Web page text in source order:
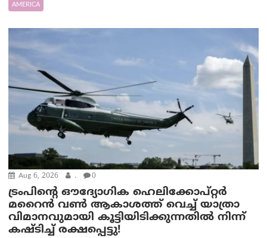
AMERICA
Aug 6, 2026 . 0
ട്രം‌പിന്റെ ഔദ്യോഗിക ഹെലിക്കോപ്റ്റര്‍
മറൈന്‍ വണ്‍ ആകാശത്ത് വെച്ച് യാത്രാ
വിമാനവുമായി കൂട്ടിയിടിക്കുന്നതിൽ നിന്ന്
കഷ്ടിച്ച് രക്ഷപ്പെട്ടു!